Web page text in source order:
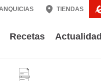
TIENDAS
Recetas Actualidad